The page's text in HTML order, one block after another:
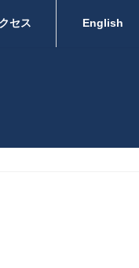
セス English